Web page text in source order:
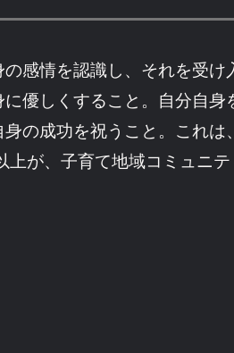
感情を認識し、それを受け
優しくすること。自分自身
の成功を祝うこと。これは
が、子育て地域コミュニ